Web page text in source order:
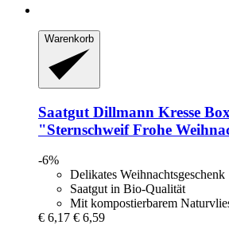
Warenkorb
Saatgut Dillmann Kresse
"Sternschweif Frohe
-6%
Delikates Weihnachtsgeschenk
Saatgut in Bio-Qualität
Mit kompostierbarem
€ 6,17 € 6,59